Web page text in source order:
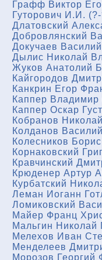
Графф Виктор
Гуторович И.И.
Длатовский
Добровлянский
Докучаев
Дылис Николай
Жуков Анатолий
Кайгородов
Канкрин Егор
Каппер Владимир
Каппер Оскар
Кобранов
Колданов
Колесников
Корнаковский
Кравчинский
Крюденер Артур
Курбатский
Леман Иоганн
Ломиковский
Майер Франц
Мальгин Николай
Мелехов Иван
Менделеев
Морозов Георгий